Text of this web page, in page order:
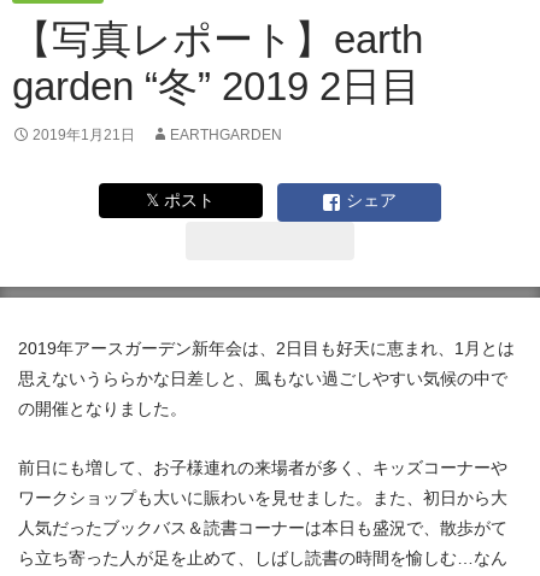
【写真レポート】earth
garden “冬” 2019 2日目
2019年1月21日 EARTHGARDEN
𝕏 ポスト シェア
2019年アースガーデン新年会は、2日目も好天に恵まれ、1月とは
思えないうららかな日差しと、風もない過ごしやすい気候の中で
の開催となりました。
前日にも増して、お子様連れの来場者が多く、キッズコーナーや
ワークショップも大いに賑わいを見せました。また、初日から大
人気だったブックバス＆読書コーナーは本日も盛況で、散歩がて
ら立ち寄った人が足を止めて、しばし読書の時間を愉しむ…なん